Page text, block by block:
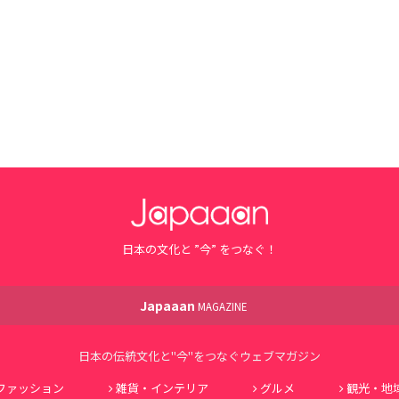
日本の文化と ”今” をつなぐ！
Japaaan MAGAZINE
日本の伝統文化と"今"をつなぐウェブマガジン
ァッション 雑貨・インテリア グルメ 観光・地